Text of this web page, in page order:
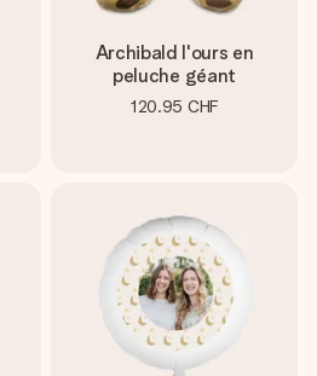
Archibald l'ours en
peluche géant
120.95 CHF